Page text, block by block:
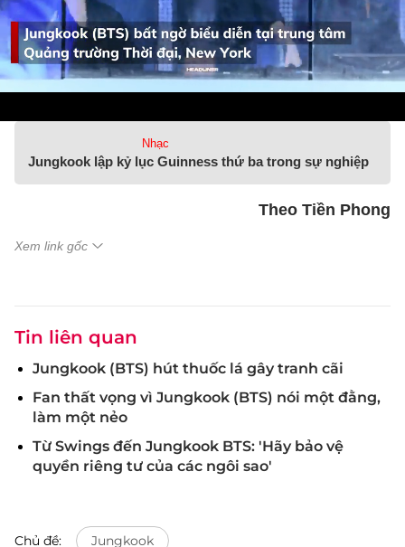
Nhạc
Jungkook lập kỷ lục Guinness thứ ba trong sự nghiệp
Theo Tiền Phong
Xem link gốc
Tin liên quan
Jungkook (BTS) hút thuốc lá gây tranh cãi
Fan thất vọng vì Jungkook (BTS) nói một đằng,
làm một nẻo
Từ Swings đến Jungkook BTS: 'Hãy bảo vệ
quyền riêng tư của các ngôi sao'
Chủ đề: Jungkook